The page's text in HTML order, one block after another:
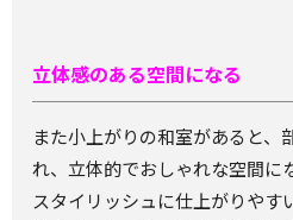
立体感のある空間になる
また小上がりの和室があると、
れ、立体的でおしゃれな空間に
スタイリッシュに仕上がりやす